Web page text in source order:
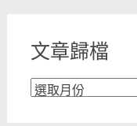
文章歸檔
文